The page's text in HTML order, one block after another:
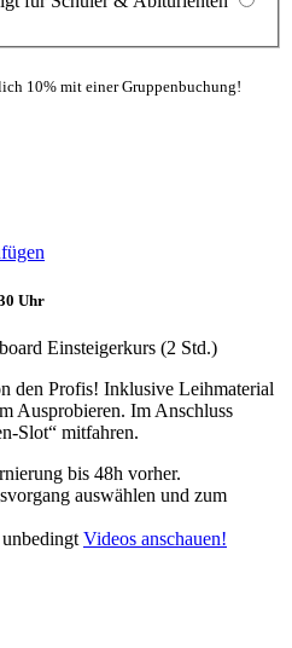
10% mit einer Gruppenbuchung!
Uhr
Einsteigerkurs (2 Std.)
den Profis! Inklusive Leihmaterial
Ausprobieren. Im Anschluss
Slot“ mitfahren.
bis 48h vorher.
auswählen und zum
Videos anschauen!